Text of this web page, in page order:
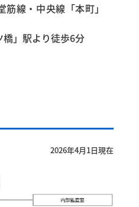
線・中央線「本町」
」駅より徒歩6分
2026年4月1日現在